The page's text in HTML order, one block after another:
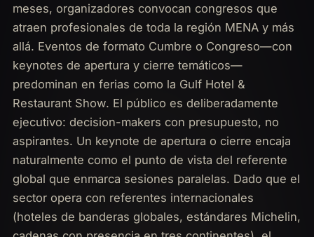
meses, organizadores convocan congresos que
atraen profesionales de toda la región MENA y más
allá. Eventos de formato Cumbre o Congreso—con
keynotes de apertura y cierre temáticos—
predominan en ferias como la Gulf Hotel &
Restaurant Show. El público es deliberadamente
ejecutivo: decision-makers con presupuesto, no
aspirantes. Un keynote de apertura o cierre encaja
naturalmente como el punto de vista del referente
global que enmarca sesiones paralelas. Dado que el
sector opera con referentes internacionales
(hoteles de banderas globales, estándares Michelin,